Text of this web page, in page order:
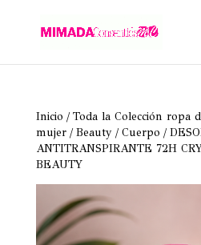
Inicio /Toda la Colección ropa
mujer/Beauty/Cuerpo /
ANTITRANSPIRANTE 72H
BEAUTY